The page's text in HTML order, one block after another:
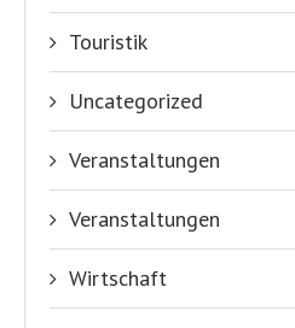
Touristik
Uncategorized
Veranstaltungen
Veranstaltungen
Wirtschaft